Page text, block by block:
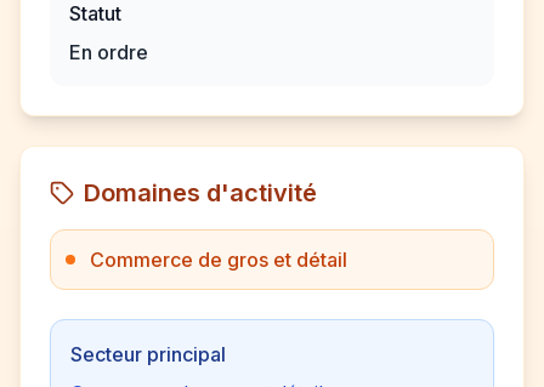
Statut
En ordre
Domaines d'activité
Commerce de gros et détail
Secteur principal